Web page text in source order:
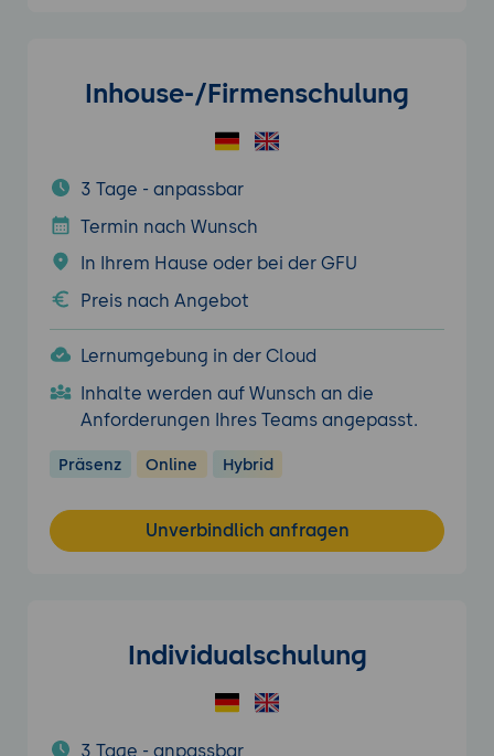
Inhouse-/Firmenschulung
3 Tage - anpassbar
Termin nach Wunsch
In Ihrem Hause oder bei der GFU
Preis nach Angebot
Lernumgebung in der Cloud
Inhalte werden auf Wunsch an die
Anforderungen Ihres Teams angepasst.
Präsenz Online Hybrid
Unverbindlich anfragen
Individualschulung
3 Tage - anpassbar